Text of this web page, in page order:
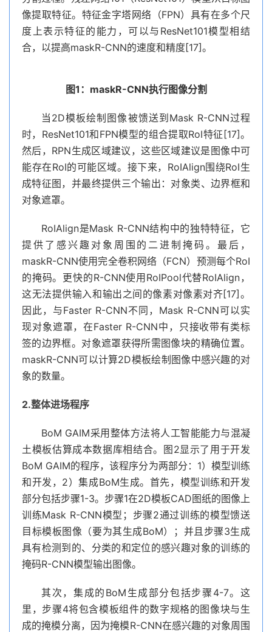
像提取特征。特征金字塔网络（FPN）具有在多个尺
度上表示特征的能力，可以与ResNet101模型相结
合，以提高maskR-CNN的速度和精度[17]。
图1：maskR-CNN执行图像分割
当2D模板绘制图像被馈送到Mask R-CNN过程
时，ResNet101和FPN模型的组合提取RoI特征[17]。
然后，RPN生成区域建议，这些区域建议是图像中可
能存在RoI的可能区域。接下来，RoIAlign围绕RoI生
成特征图，并最终提供三个输出：对象类、边界框和
对象遮罩。
RoIAlign是Mask R-CNN结构中的独特特征，它
提供了感兴趣对象周围的二进制掩码。最后，
maskR-CNN使用完全卷积网络（FCN）预测每个RoI
的掩码。更快的R-CNN使用RoIPool代替RoIAlign，
这无法提供输入和输出之间的像素对像素对齐[17]。
因此，与Faster R-CNN不同，Mask R-CNN可以实
现对象遮罩，在Faster R-CNN中，只接收带有类标
签的边界框。对象遮罩获得所需图像块的精确位置。
maskR-CNN可以计算2D模板绘制图像中感兴趣的对
象的数量。
2.整体进场程序
BoM GAIM采用整体方法将人工智能能力与混凝
土模板估算成本数据库相结合。图2显示了用于开发
BoM GAIM的程序，该程序分为两部分：1）模型训练
和开发，2）集成BoM生成。首先，模型训练和开发
部分包括步骤1-3。步骤1在2D模板CAD图纸的图像上
训练Mask R-CNN模型；步骤2通过训练的模型馈送
目标模板图像（要为其生成BoM）；并且步骤3生成
具有检测到的、分类的和定位的感兴趣对象的训练的
掩码R-CNN模型输出图像。
其次，集成的BoM生成部分包括步骤4-7。这
里，步骤4将包含模板组件的数字规格的图像块与生
成的掩模分离，因为掩模R-CNN在感兴趣的对象周围